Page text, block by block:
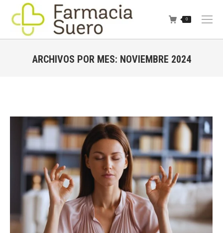
0
ARCHIVOS POR MES: NOVIEMBRE 2024